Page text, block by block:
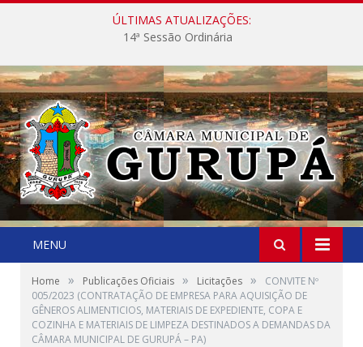
ÚLTIMAS ATUALIZAÇÕES:
14ª Sessão Ordinária
MENU
Home » Publicações Oficiais » Licitações »
CONVITE Nº
005/2023 (CONTRATAÇÃO DE EMPRESA PARA AQUISIÇÃO DE
GÊNEROS ALIMENTICIOS, MATERIAIS DE EXPEDIENTE, COPA E
COZINHA E MATERIAIS DE LIMPEZA DESTINADOS A DEMANDAS DA
CÂMARA MUNICIPAL DE GURUPÁ – PA)